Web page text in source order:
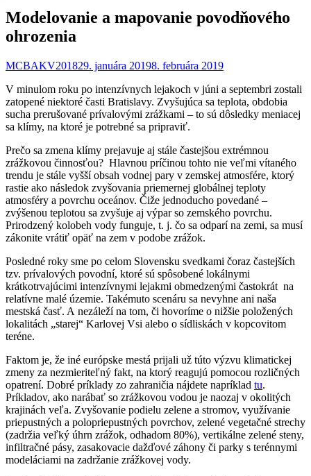
Modelovanie a mapovanie povodňového
ohrozenia
MCBAKV201829. januára 20198. februára 2019
V minulom roku po intenzívnych lejakoch v júni a septembri zostali
zatopené niektoré časti Bratislavy. Zvyšujúca sa teplota, obdobia
sucha prerušované prívalovými zrážkami – to sú dôsledky meniacej
sa klímy, na ktoré je potrebné sa pripraviť.
Prečo sa zmena klímy prejavuje aj stále častejšou extrémnou
zrážkovou činnosťou? Hlavnou príčinou tohto nie veľmi vítaného
trendu je stále vyšší obsah vodnej pary v zemskej atmosfére, ktorý
rastie ako následok zvyšovania priemernej globálnej teploty
atmosféry a povrchu oceánov. Čiže jednoducho povedané –
zvýšenou teplotou sa zvyšuje aj výpar so zemského povrchu.
Prirodzený kolobeh vody funguje, t. j. čo sa odparí na zemi, sa musí
zákonite vrátiť opäť na zem v podobe zrážok.
Posledné roky sme po celom Slovensku svedkami čoraz častejších
tzv. prívalových povodní, ktoré sú spôsobené lokálnymi
krátkotrvajúcimi intenzívnymi lejakmi obmedzenými častokrát na
relatívne malé územie. Takémuto scenáru sa nevyhne ani naša
mestská časť. A nezáleží na tom, či hovoríme o nižšie položených
lokalitách „starej“ Karlovej Vsi alebo o sídliskách v kopcovitom
teréne.
Faktom je, že iné európske mestá prijali už túto výzvu klimatickej
zmeny za nezmieriteľný fakt, na ktorý reagujú pomocou rozličných
opatrení. Dobré príklady zo zahraničia nájdete napríklad tu.
Príkladov, ako narábať so zrážkovou vodou je naozaj v okolitých
krajinách veľa. Zvyšovanie podielu zelene a stromov, využívanie
priepustných a polopriepustných povrchov, zelené vegetačné strechy
(zadržia veľký úhrn zrážok, odhadom 80%), vertikálne zelené steny,
infiltračné pásy, zasakovacie dažďové záhony či parky s terénnymi
modeláciami na zadržanie zrážkovej vody.